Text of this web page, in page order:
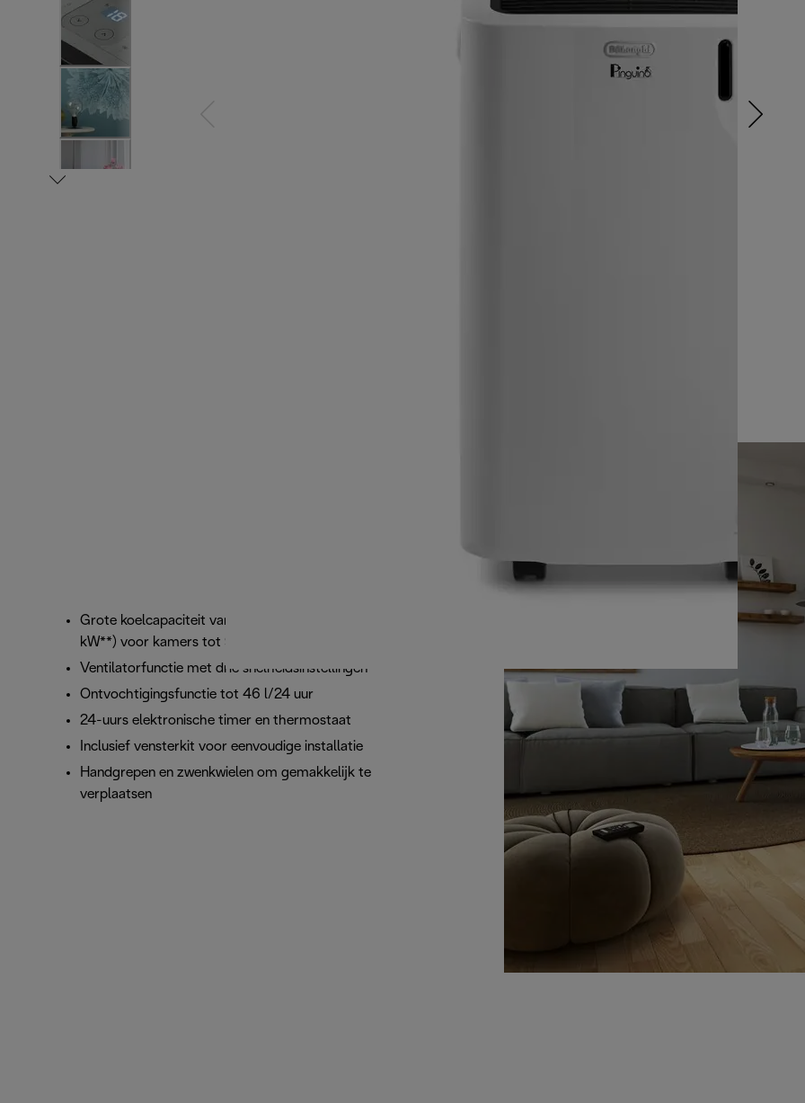
Grote koelcapaciteit van 9800 BTU/u* (2,5
kW**) voor kamers tot 90 m3
Ventilatorfunctie met drie snelheidsinstellingen
Ontvochtigingsfunctie tot 46 l/24 uur
24-uurs elektronische timer en thermostaat
Inclusief vensterkit voor eenvoudige installatie
Handgrepen en zwenkwielen om gemakkelijk te
verplaatsen